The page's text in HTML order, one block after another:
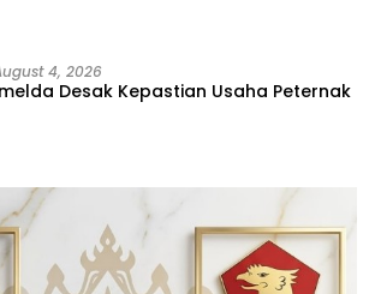
4, 2026
Desak Kepastian Usaha Peternak